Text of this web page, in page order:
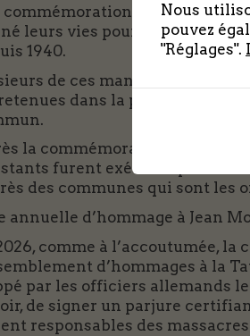
commémorations marquent
leurs vies pour que le pays
1940.
de ces manifestations du
dans la présence des
la commémoration du 1er
furent exécutés par les
des communes qui sont les
annuelle d’hommage à Jean
comme à l’accoutumée,
d’hommages à la
par les officiers allemands
de signer un parjure
responsables des
Nous
pouvez
"Réglages".